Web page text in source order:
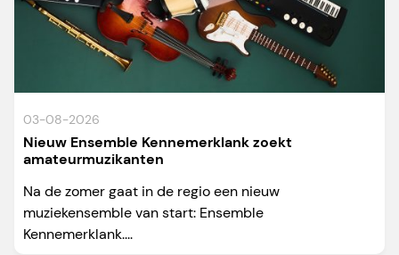
03-08-2026
Nieuw Ensemble Kennemerklank zoekt
amateurmuzikanten
Na de zomer gaat in de regio een nieuw
muziekensemble van start: Ensemble
Kennemerklank....